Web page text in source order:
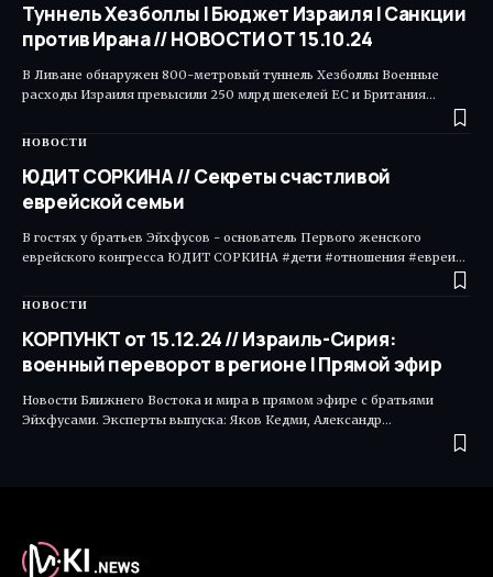
Туннель Хезболлы | Бюджет Израиля | Санкции
против Ирана // НОВОСТИ ОТ 15.10.24
В Ливане обнаружен 800-метровый туннель Хезболлы Военные
расходы Израиля превысили 250 млрд шекелей ЕС и Британия…
НОВОСТИ
ЮДИТ СОРКИНА // Секреты счастливой
еврейской семьи
В гостях у братьев Эйхфусов - основатель Первого женского
еврейского конгресса ЮДИТ СОРКИНА #дети #отношения #евреи…
НОВОСТИ
КОРПУНКТ от 15.12.24 // Израиль-Сирия:
военный переворот в регионе | Прямой эфир
Новости Ближнего Востока и мира в прямом эфире с братьями
Эйхфусами. Эксперты выпуска: Яков Кедми, Александр…